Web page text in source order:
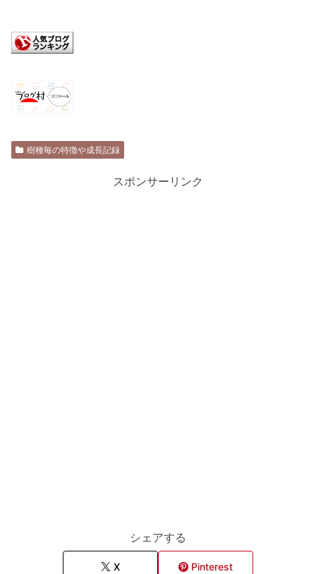
樹種毎の特徴や成長記録
スポンサーリンク
シェアする
X Pinterest